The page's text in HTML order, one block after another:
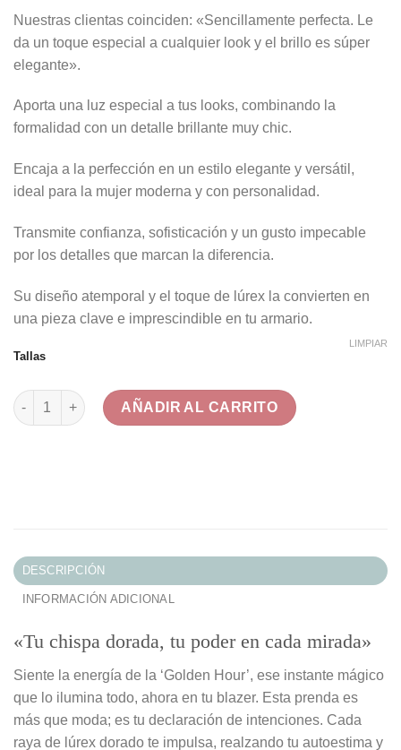
original
era:
actual
es:
Nuestras clientas coinciden: «Sencillamente perfecta. Le
da un toque especial a cualquier look y el brillo es súper
elegante».
Aporta una luz especial a tus looks, combinando la
formalidad con un detalle brillante muy chic.
Encaja a la perfección en un estilo elegante y versátil,
ideal para la mujer moderna y con personalidad.
Transmite confianza, sofisticación y un gusto impecable
por los detalles que marcan la diferencia.
Su diseño atemporal y el toque de lúrex la convierten en
una pieza clave e imprescindible en tu armario.
Tallas
LIMPIAR
Blazer Golden Hour Rayas Lúrex Elegante cantidad
AÑADIR AL CARRITO
DESCRIPCIÓN
INFORMACIÓN ADICIONAL
«Tu chispa dorada, tu poder en cada mirada»
Siente la energía de la ‘Golden Hour’, ese instante mágico
que lo ilumina todo, ahora en tu blazer. Esta prenda es
más que moda; es tu declaración de intenciones. Cada
raya de lúrex dorado te impulsa, realzando tu autoestima y